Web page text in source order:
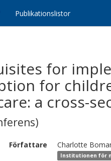
Publikationslistor
for
for
a cross-
Författare Charlotte
Institutionen för